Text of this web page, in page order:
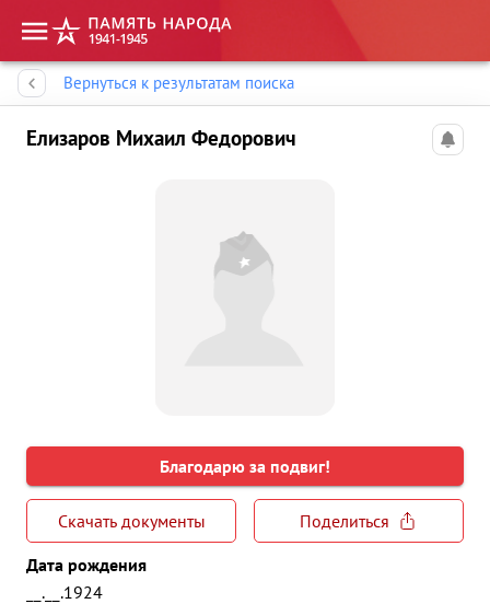
Вернуться к результатам поиска
Елизаров Михаил Федорович
Благодарю за подвиг!
Скачать документы
Поделиться
Дата рождения
__.__.1924
Память народа